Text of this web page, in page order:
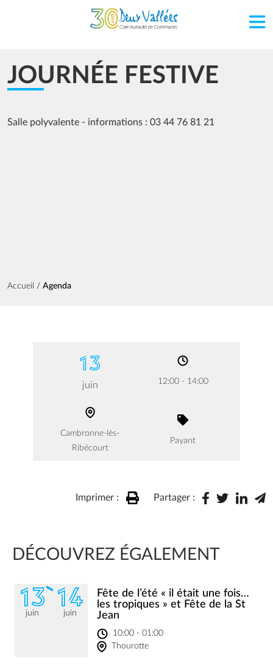
Aller au contenu principal
JOURNÉE FESTIVE
Salle polyvalente - informations : 03 44 76 81 21
Fil d'Ariane
Accueil Agenda
13
juin 12:00 - 14:00
Cambronne-lès-
Ribécourt
Payant
Imprimer : Partager :
DÉCOUVREZ ÉGALEMENT
13
juin
14
juin
Fête de l’été « il était une fois…
les tropiques » et Fête de la St
Jean
10:00 - 01:00
Thourotte